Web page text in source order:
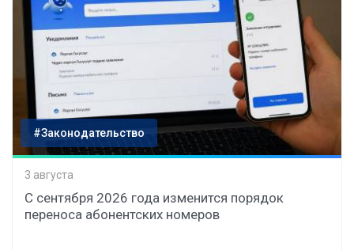
#Законодательство
3 августа
С сентября 2026 года изменится порядок
переноса абонентских номеров